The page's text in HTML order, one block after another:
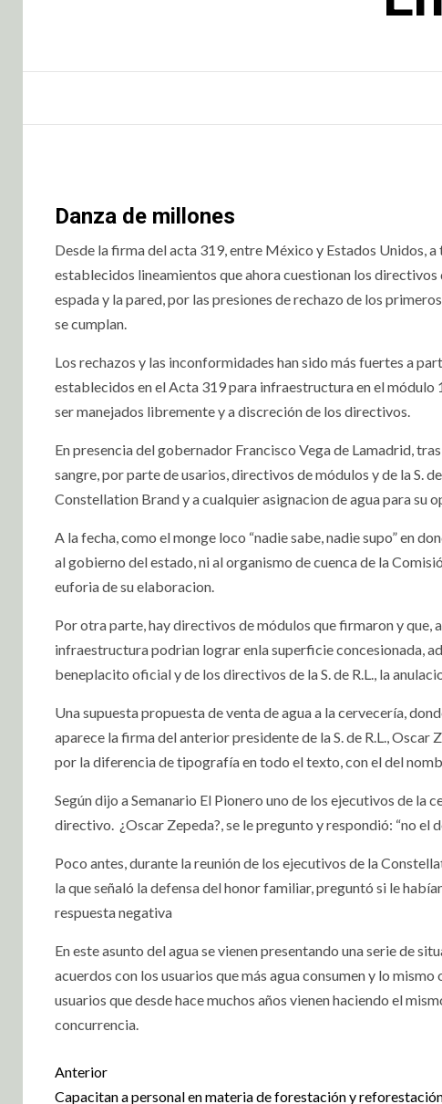
Danza de millones
Desde la firma del acta 319, entre México y Estados Unidos,
establecidos lineamientos que ahora cuestionan los directivos
espada y la pared, por las presiones de rechazo de los
se cumplan.
Los rechazos y las inconformidades han sido más fuertes a
establecidos en el Acta 319 para infraestructura en el
ser manejados libremente y a discreción de los directivos.
En presencia del gobernador Francisco Vega de Lamadrid,
sangre, por parte de usarios, directivos de módulos y de la S.
Constellation Brand y a cualquier asignacion de agua para su
A la fecha, como el monge loco “nadie sabe, nadie supo” en
al gobierno del estado, ni al organismo de cuenca de la
euforia de su elaboracion.
Por otra parte, hay directivos de módulos que firmaron y que,
infraestructura podrian lograr enla superficie concesionada,
beneplacito oficial y de los directivos de la S. de R.L., la
Una supuesta propuesta de venta de agua a la cervecería,
aparece la firma del anterior presidente de la S. de R.L.,
por la diferencia de tipografía en todo el texto, con el del
Según dijo a Semanario El Pionero uno de los ejecutivos de
directivo. ¿Oscar Zepeda?, se le pregunto y respondió: “no el
Poco antes, durante la reunión de los ejecutivos de la
la que señaló la defensa del honor familiar, preguntó si le
respuesta negativa
En este asunto del agua se vienen presentando una serie de
acuerdos con los usuarios que más agua consumen y lo
usuarios que desde hace muchos años vienen haciendo el
concurrencia.
Anterior
Capacitan a personal en materia de forestación y